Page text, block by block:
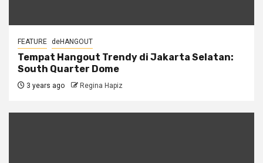
FEATURE deHANGOUT
Tempat Hangout Trendy di Jakarta Selatan:
South Quarter Dome
3 years ago Regina Hapiz